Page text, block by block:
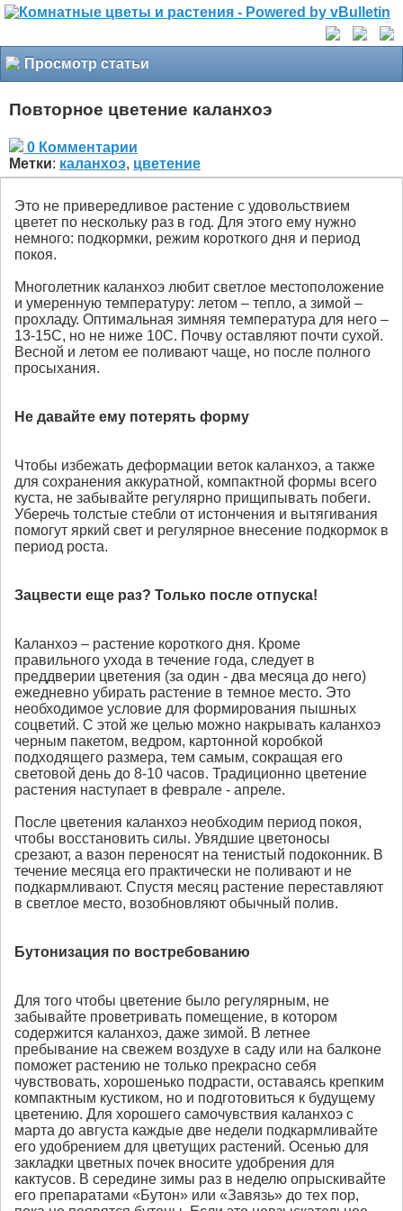
Просмотр статьи
Повторное цветение каланхоэ
0 Комментарии
Метки: каланхоэ, цветение
Это не привередливое растение с удовольствием
цветет по нескольку раз в год. Для этого ему нужно
немного: подкормки, режим короткого дня и период
покоя.
Многолетник каланхоэ любит светлое местоположение
и умеренную температуру: летом – тепло, а зимой –
прохладу. Оптимальная зимняя температура для него –
13-15С, но не ниже 10С. Почву оставляют почти сухой.
Весной и летом ее поливают чаще, но после полного
просыхания.
Не давайте ему потерять форму
Чтобы избежать деформации веток каланхоэ, а также
для сохранения аккуратной, компактной формы всего
куста, не забывайте регулярно прищипывать побеги.
Уберечь толстые стебли от истончения и вытягивания
помогут яркий свет и регулярное внесение подкормок в
период роста.
Зацвести еще раз? Только после отпуска!
Каланхоэ – растение короткого дня. Кроме
правильного ухода в течение года, следует в
преддверии цветения (за один - два месяца до него)
ежедневно убирать растение в темное место. Это
необходимое условие для формирования пышных
соцветий. С этой же целью можно накрывать каланхоэ
черным пакетом, ведром, картонной коробкой
подходящего размера, тем самым, сокращая его
световой день до 8-10 часов. Традиционно цветение
растения наступает в феврале - апреле.
После цветения каланхоэ необходим период покоя,
чтобы восстановить силы. Увядшие цветоносы
срезают, а вазон переносят на тенистый подоконник. В
течение месяца его практически не поливают и не
подкармливают. Спустя месяц растение переставляют
в светлое место, возобновляют обычный полив.
Бутонизация по востребованию
Для того чтобы цветение было регулярным, не
забывайте проветривать помещение, в котором
содержится каланхоэ, даже зимой. В летнее
пребывание на свежем воздухе в саду или на балконе
поможет растению не только прекрасно себя
чувствовать, хорошенько подрасти, оставаясь крепким
компактным кустиком, но и подготовиться к будущему
цветению. Для хорошего самочувствия каланхоэ с
марта до августа каждые две недели подкармливайте
его удобрением для цветущих растений. Осенью для
закладки цветных почек вносите удобрения для
кактусов. В середине зимы раз в неделю опрыскивайте
его препаратами «Бутон» или «Завязь» до тех пор,